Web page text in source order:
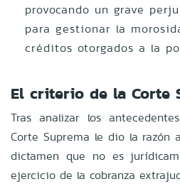
provocando un grave
para gestionar la
créditos otorgados a la
El criterio de la Corte
Tras analizar los
Corte Suprema le dio la razón
dictamen que no es
ejercicio de la cobranza